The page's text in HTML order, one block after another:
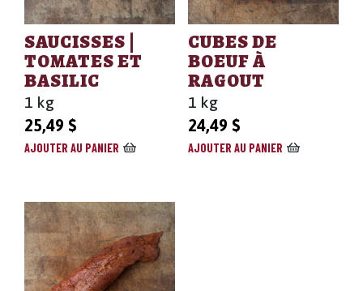
SAUCISSES |
TOMATES ET
BASILIC
1 kg
25,49 $
AJOUTER AU PANIER
CUBES DE
BOEUF À
RAGOUT
1 kg
24,49 $
AJOUTER AU PANIER